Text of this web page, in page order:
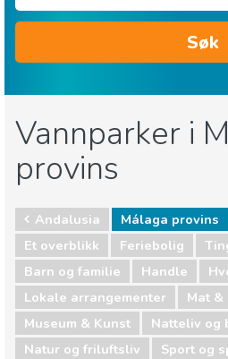
Søk
Vannparker i
provins
Andalusia
Málaga provins
Et overblikk
Feriebolig
Barn og familie
Handle
Lokale arrangementer
Mat
Museum & Kunst
Natteliv og
Natur og friluftsliv
Sport og